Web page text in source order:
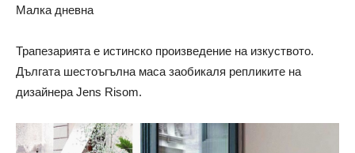
Малка дневна
Трапезарията е истинско произведение на изкуството.
Дългата шестоъгълна маса заобикаля репликите на
дизайнера Jens Risom.